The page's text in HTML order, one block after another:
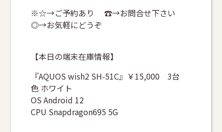
※☆→ご予約あり ☎→お問合せ下さい
◎→お気軽にどうぞ
【本日の端末在庫情報】
『AQUOS wish2 SH-51C』￥15,000 3台
色 ホワイト
OS Android 12
CPU Snapdragon695 5G